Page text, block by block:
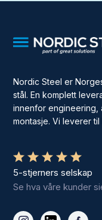
Nordic Steel er
stål. En komplett
innenfor engineering,
montasje. Vi leverer
5-stjerners selskap
Se hva våre kunder